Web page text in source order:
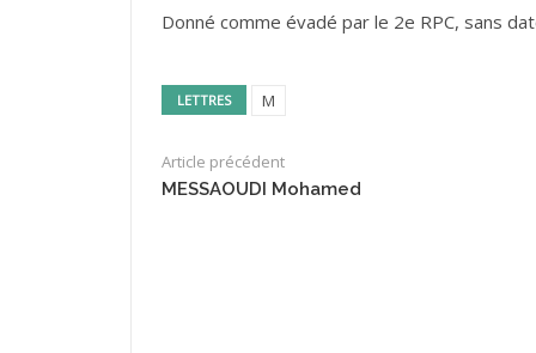
Donné comme évadé par le 2e RPC, sans
LETTRES M
Article précédent
MESSAOUDI Mohamed